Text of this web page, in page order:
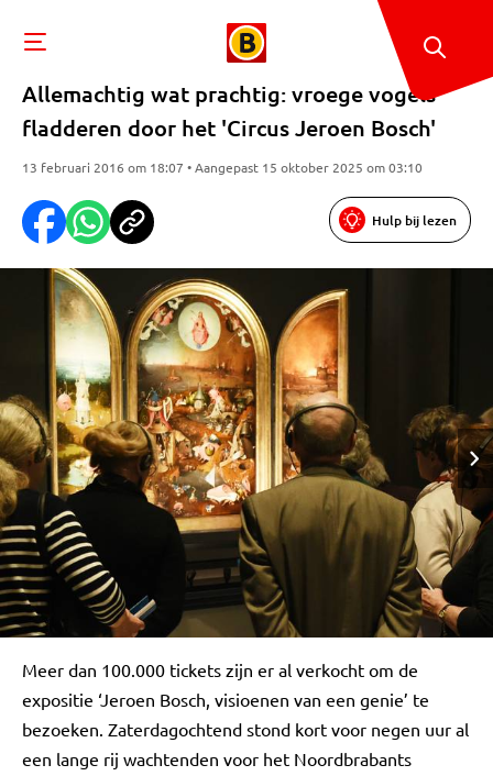
Allemachtig wat prachtig: vroege vogels
fladderen door het 'Circus Jeroen Bosch'
13 februari 2016 om 18:07 • Aangepast 15 oktober 2025 om 03:10
Hulp bij lezen
Meer dan 100.000 tickets zijn er al verkocht om de
expositie ‘Jeroen Bosch, visioenen van een genie’ te
bezoeken. Zaterdagochtend stond kort voor negen uur al
een lange rij wachtenden voor het Noordbrabants